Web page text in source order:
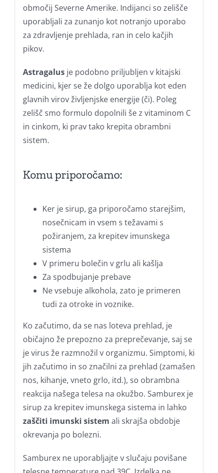
območij Severne Amerike. Indijanci so zelišče
uporabljali za zunanjo kot notranjo uporabo
za zdravljenje prehlada, ran in celo kačjih
pikov.
Astragalusje podobno priljubljen v kitajski
medicini, kjer se že dolgo uporablja kot eden
glavnih virov življenjske energije (či). Poleg
zelišč smo formulo dopolnili še z vitaminom C
in cinkom, ki prav tako krepita obrambni
sistem.
Komu priporočamo:
Ker je sirup, ga priporočamo starejšim,
nosečnicam in vsem s težavami s
požiranjem, za krepitev imunskega
sistema
V primeru bolečin v grlu ali kašlja
Za spodbujanje prebave
Ne vsebuje alkohola, zato je primeren
tudi za otroke in voznike.
Ko začutimo, da se nas loteva prehlad, je
običajno že prepozno za preprečevanje, saj se
je virus že razmnožil v organizmu. Simptomi, ki
jih začutimo in so značilni za prehlad (zamašen
nos, kihanje, vneto grlo, itd.), so obrambna
reakcija našega telesa na okužbo. Samburex je
sirup za krepitev imunskega sistema in lahko
zaščiti imunski sistem ali skrajša obdobje
okrevanja po bolezni.
Samburex ne uporabljajte v slučaju povišane